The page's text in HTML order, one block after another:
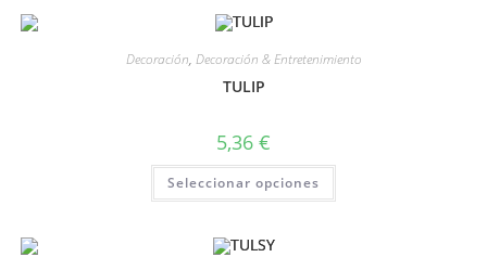
Decoración, Decoración & Entretenimiento
TULIP
5,36 €
Seleccionar opciones